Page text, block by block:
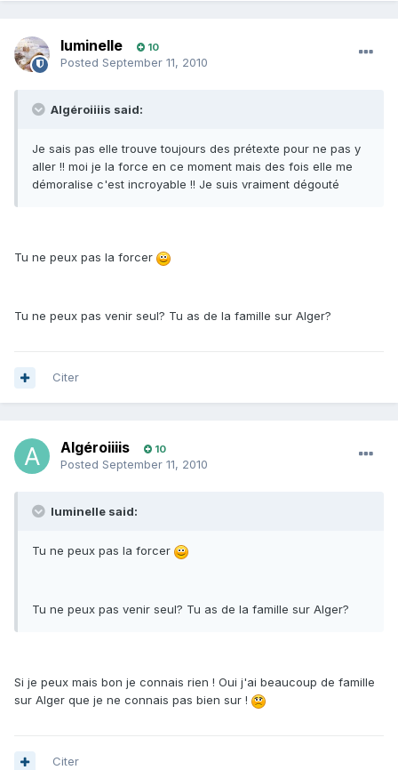
luminelle 10
Posted September 11, 2010
Algéroiiiis said:
Je sais pas elle trouve toujours des prétexte pour ne pas y
aller !! moi je la force en ce moment mais des fois elle me
démoralise c'est incroyable !! Je suis vraiment dégouté
Tu ne peux pas la forcer
Tu ne peux pas venir seul? Tu as de la famille sur Alger?
Citer
Algéroiiiis 10
Posted September 11, 2010
luminelle said:
Tu ne peux pas la forcer
Tu ne peux pas venir seul? Tu as de la famille sur Alger?
Si je peux mais bon je connais rien ! Oui j'ai beaucoup de famille
sur Alger que je ne connais pas bien sur !
Citer